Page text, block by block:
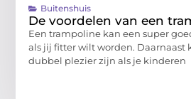
Buitenshuis
De voordelen van een
Een trampoline kan een super
als jij fitter wilt worden. Daarnaast
dubbel plezier zijn als je kinderen